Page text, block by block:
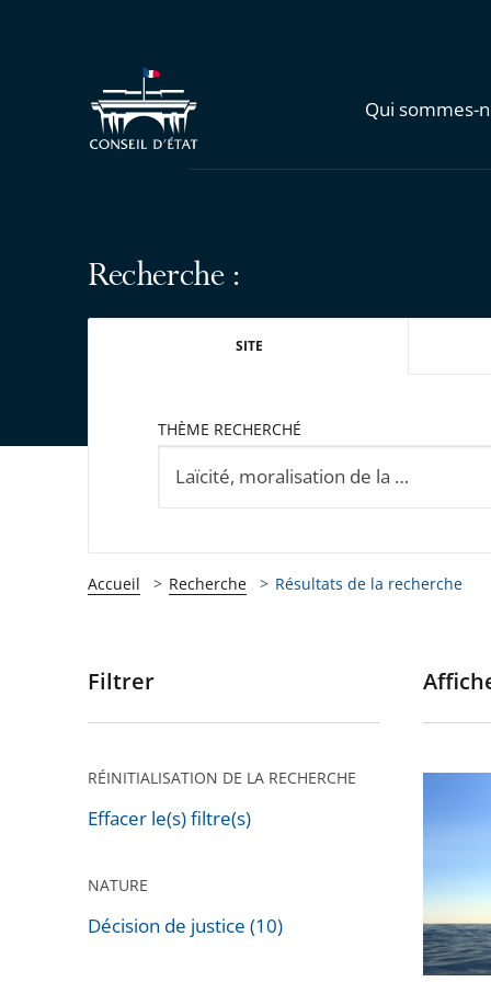
Qui sommes-
Recherche :
SITE
THÈME RECHERCHÉ
Accueil Recherche Résultats de la recherche
Passer
pour
après
Filtrer
RÉINITIALISATION DE LA RECHERCHE
Effacer le(s) filtre(s)
NATURE
Décision de justice (10)
rejette
un
recours
dirigé